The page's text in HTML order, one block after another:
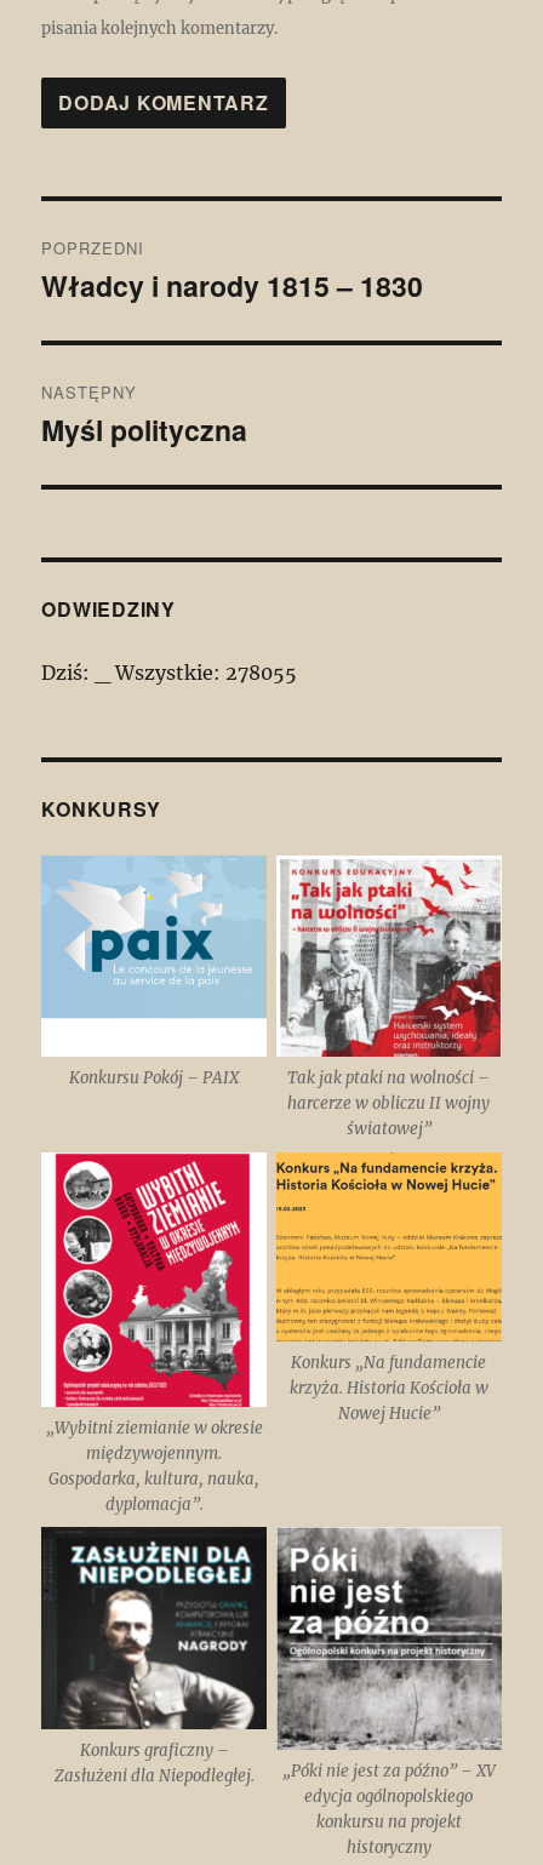
pisania kolejnych komentarzy.
wpisu
POPRZEDNI
Poprzedni
Władcy i narody 1815 – 1830
NASTĘPNY
Następny
Myśl polityczna
ODWIEDZINY
Dziś: Wszystkie: 278055
KONKURSY
Konkursu Pokój – PAIX
Tak jak ptaki na wolności –
harcerze w obliczu II wojny
światowej”
„Wybitni ziemianie w okresie
międzywojennym.
Gospodarka, kultura, nauka,
dyplomacja”.
Konkurs „Na fundamencie
krzyża. Historia Kościoła w
Nowej Hucie”
Konkurs graficzny –
Zasłużeni dla Niepodległej.
„Póki nie jest za późno” – XV
edycja ogólnopolskiego
konkursu na projekt
historyczny